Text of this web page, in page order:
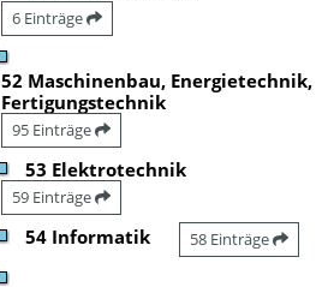
6 Einträge
52 Maschinenbau, Energietechnik,
Fertigungstechnik
95 Einträge
53 Elektrotechnik
59 Einträge
54 Informatik 58 Einträge